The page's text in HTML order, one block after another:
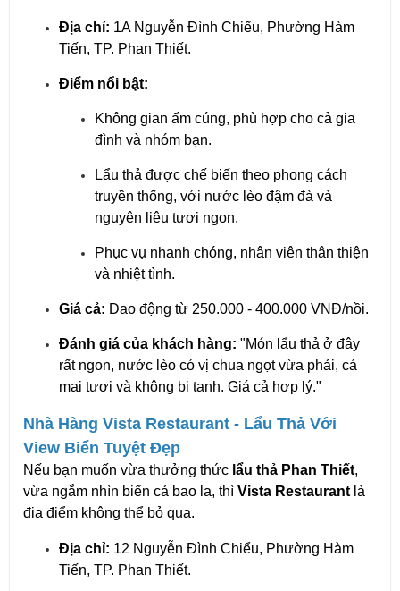
Địa chỉ: 1A Nguyễn Đình Chiểu, Phường Hàm
Tiến, TP. Phan Thiết.
Điểm nổi bật:
Không gian ấm cúng, phù hợp cho cả gia
đình và nhóm bạn.
Lẩu thả được chế biến theo phong cách
truyền thống, với nước lèo đậm đà và
nguyên liệu tươi ngon.
Phục vụ nhanh chóng, nhân viên thân thiện
và nhiệt tình.
Giá cả: Dao động từ 250.000 - 400.000 VNĐ/nồi.
Đánh giá của khách hàng: "Món lẩu thả ở đây
rất ngon, nước lèo có vị chua ngọt vừa phải, cá
mai tươi và không bị tanh. Giá cả hợp lý."
Nhà Hàng Vista Restaurant - Lẩu Thả Với
View Biển Tuyệt Đẹp
Nếu bạn muốn vừa thưởng thức lẩu thả Phan Thiết,
vừa ngắm nhìn biển cả bao la, thì Vista Restaurant là
địa điểm không thể bỏ qua.
Địa chỉ: 12 Nguyễn Đình Chiểu, Phường Hàm
Tiến, TP. Phan Thiết.